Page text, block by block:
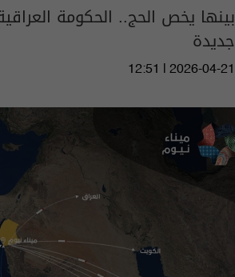
بينها يخص الحج.. الحكومة
جديدة
12:51 | 2026-04-21